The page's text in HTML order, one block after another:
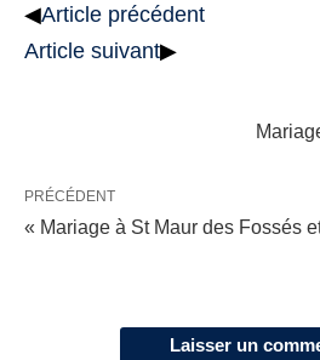
◀Article précédent
Article suivant▶
PRÉCÉDENT
« Mariage à St Maur des Fossés
Laisser un